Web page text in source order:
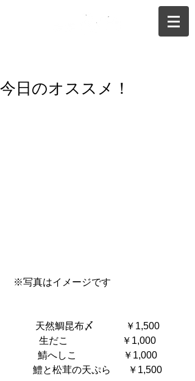
今日のオススメ！
※写真はイメージです
天然鯛昆布〆             ￥1,500
生だこ                      ￥1,000
鯖へしこ                   ￥1,000
鱧と松茸の天ぷら       ￥1,500